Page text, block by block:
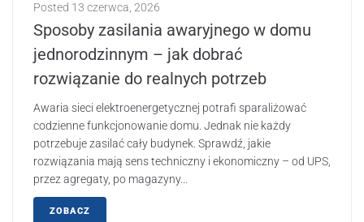
Posted 13 czerwca, 2026
Sposoby zasilania awaryjnego w domu
jednorodzinnym – jak dobrać
rozwiązanie do realnych potrzeb
Awaria sieci elektroenergetycznej potrafi sparaliżować
codzienne funkcjonowanie domu. Jednak nie każdy
potrzebuje zasilać cały budynek. Sprawdź, jakie
rozwiązania mają sens techniczny i ekonomiczny – od UPS,
przez agregaty, po magazyny...
ZOBACZ